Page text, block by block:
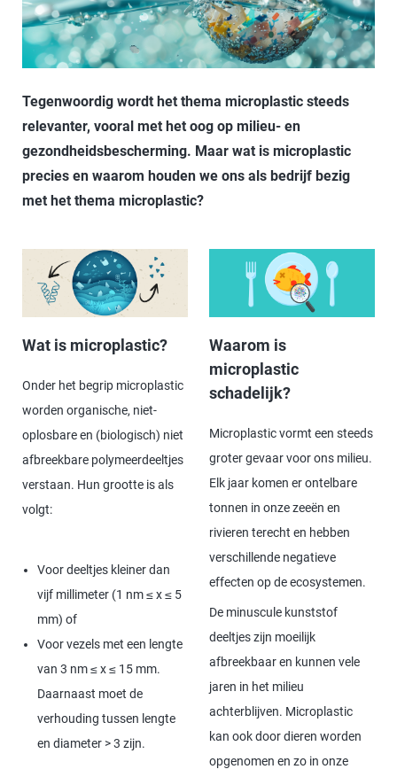
Tegenwoordig wordt het thema microplastic steeds
relevanter, vooral met het oog op milieu- en
gezondheidsbescherming. Maar wat is microplastic
precies en waarom houden we ons als bedrijf bezig
met het thema microplastic?
Wat is microplastic?
Onder het begrip microplastic
worden organische, niet-
oplosbare en (biologisch) niet
afbreekbare polymeerdeeltjes
verstaan. Hun grootte is als
volgt:
Voor deeltjes kleiner dan
vijf millimeter (1 nm ≤ x ≤ 5
mm) of
Voor vezels met een lengte
van 3 nm ≤ x ≤ 15 mm.
Daarnaast moet de
verhouding tussen lengte
en diameter > 3 zijn.
Waarom is
microplastic
schadelijk?
Microplastic vormt een steeds
groter gevaar voor ons milieu.
Elk jaar komen er ontelbare
tonnen in onze zeeën en
rivieren terecht en hebben
verschillende negatieve
effecten op de ecosystemen.
De minuscule kunststof
deeltjes zijn moeilijk
afbreekbaar en kunnen vele
jaren in het milieu
achterblijven. Microplastic
kan ook door dieren worden
opgenomen en zo in onze